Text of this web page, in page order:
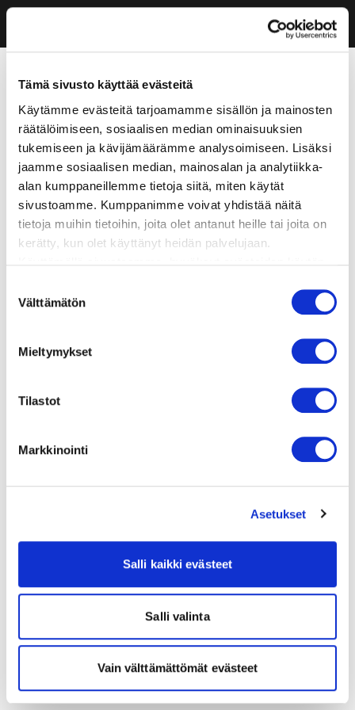
Tämä sivusto käyttää evästeitä
Käytämme evästeitä tarjoamamme sisällön ja mainosten
räätälöimiseen, sosiaalisen median ominaisuuksien
tukemiseen ja kävijämäärämme analysoimiseen. Lisäksi
jaamme sosiaalisen median, mainosalan ja analytiikka-
alan kumppaneillemme tietoja siitä, miten käytät
sivustoamme. Kumppanimme voivat yhdistää näitä
tietoja muihin tietoihin, joita olet antanut heille tai joita on
kerätty, kun olet käyttänyt heidän palvelujaan.
valinta
Välttämätön
Mieltymykset
Tilastot
Markkinointi
Asetukset
Salli kaikki evästeet
Salli valinta
Vain välttämättömät evästeet